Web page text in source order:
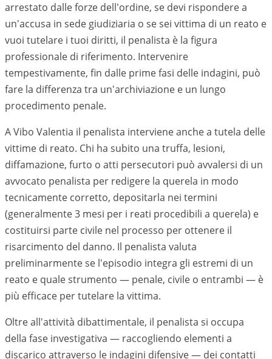
arrestato dalle forze dell'ordine, se devi rispondere a
un'accusa in sede giudiziaria o se sei vittima di un reato e
vuoi tutelare i tuoi diritti, il penalista è la figura
professionale di riferimento. Intervenire
tempestivamente, fin dalle prime fasi delle indagini, può
fare la differenza tra un'archiviazione e un lungo
procedimento penale.
A Vibo Valentia il penalista interviene anche a tutela delle
vittime di reato. Chi ha subito una truffa, lesioni,
diffamazione, furto o atti persecutori può avvalersi di un
avvocato penalista per redigere la querela in modo
tecnicamente corretto, depositarla nei termini
(generalmente 3 mesi per i reati procedibili a querela) e
costituirsi parte civile nel processo per ottenere il
risarcimento del danno. Il penalista valuta
preliminarmente se l'episodio integra gli estremi di un
reato e quale strumento — penale, civile o entrambi — è
più efficace per tutelare la vittima.
Oltre all'attività dibattimentale, il penalista si occupa
della fase investigativa — raccogliendo elementi a
discarico attraverso le indagini difensive — dei contatti